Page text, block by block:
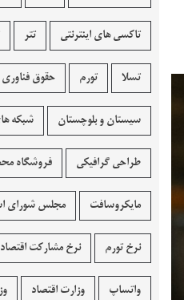
تاکسی های اینترنتی تتر
تسلا تورم حقوق فناوری
سیستان و بلوچستان شبکه
طراحی گرافیکی فروشگاه
مایکروسافت مجلس شورای
نرخ تورم نرخ مشارکت
واتساپ وزارت اقتصاد